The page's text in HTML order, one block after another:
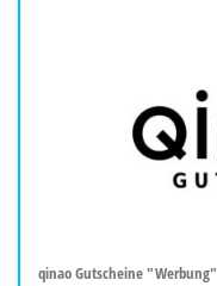
qinao Gutscheine "Werbung"